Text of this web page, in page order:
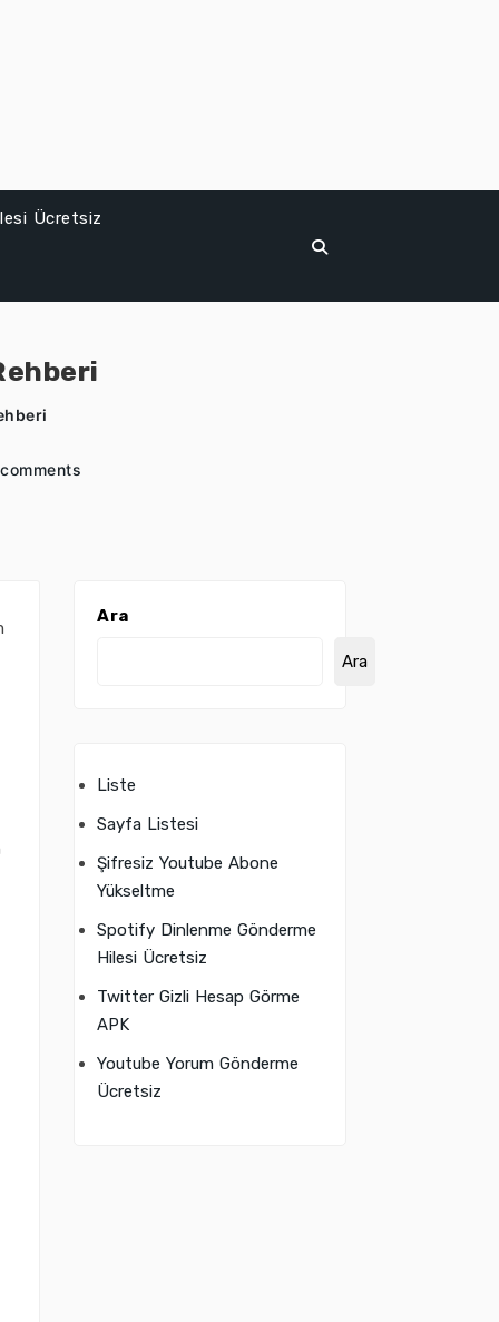
Ücretsiz
Ara
Ara
Liste
Sayfa Listesi
Şifresiz Youtube Abone
Yükseltme
Spotify Dinlenme Gönderme
Hilesi Ücretsiz
Twitter Gizli Hesap Görme
APK
Youtube Yorum Gönderme
Ücretsiz